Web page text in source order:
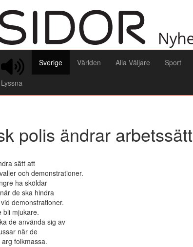
Lyssna
Sverige Världen Alla Väljare Sport
polis ändrar arbetssätt
sätt att
och demonstrationer.
ha sköldar
de ska hindra
demonstrationer.
bli mjukare.
de använda sig av
när de
folkmassa.